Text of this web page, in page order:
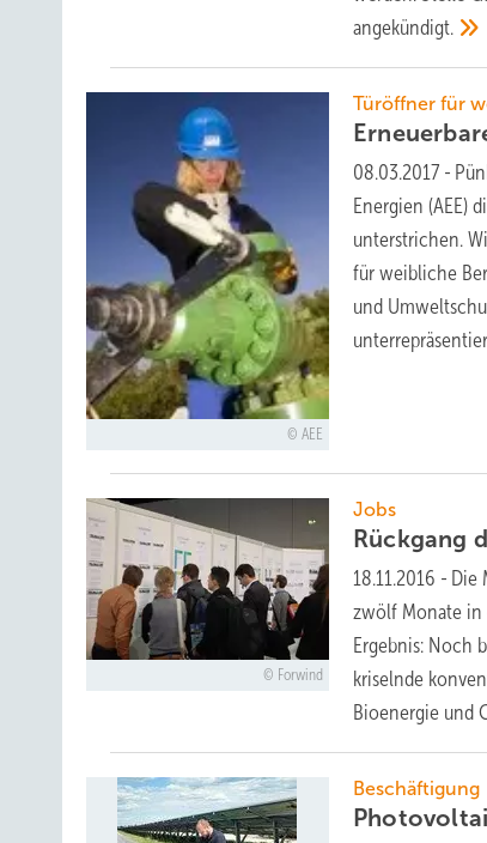
angekündigt.
AEE
Türöffner für
08.03.2017 -
Energien (AEE)
unterstrichen.
für weibliche
und
Forwind
Jobs
Rückgang
18.11.2016 - Die
zwölf Monate in
Ergebnis: Noch
kriselnde
Bioenergie und
Beschäftigung